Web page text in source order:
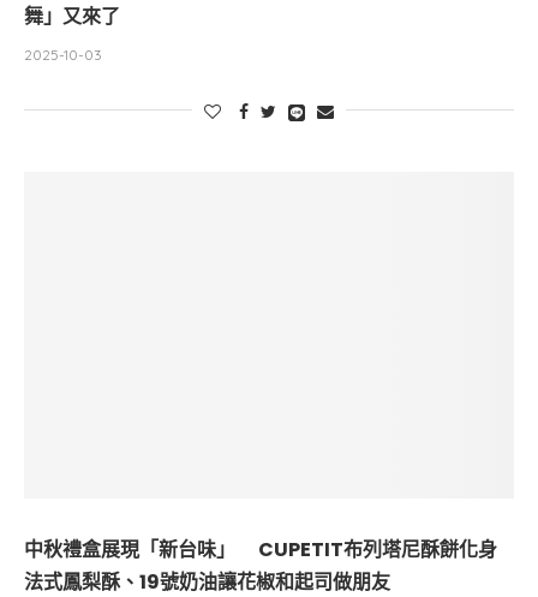
舞」又來了
2025-10-03
中秋禮盒展現「新台味」 CUPETIT布列塔尼酥餅化身
法式鳳梨酥、19號奶油讓花椒和起司做朋友